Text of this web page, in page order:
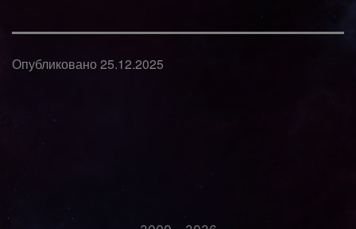
Опубликовано25.12.2025